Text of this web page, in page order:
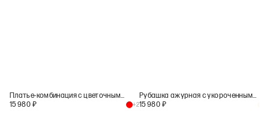
Платье-комбинация с цветочным принтом
15 980 ₽ +2
Рубашка ажурная с укороченным рукавом
15 980 ₽